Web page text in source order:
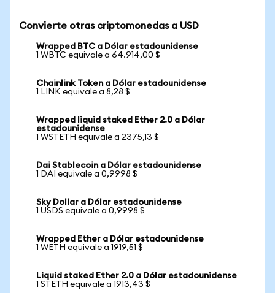
Convierte otras criptomonedas a USD
Wrapped BTC a Dólar estadounidense
1 WBTC equivale a 64.914,00 $
Chainlink Token a Dólar estadounidense
1 LINK equivale a 8,28 $
Wrapped liquid staked Ether 2.0 a Dólar
estadounidense
1 WSTETH equivale a 2375,13 $
Dai Stablecoin a Dólar estadounidense
1 DAI equivale a 0,9998 $
Sky Dollar a Dólar estadounidense
1 USDS equivale a 0,9998 $
Wrapped Ether a Dólar estadounidense
1 WETH equivale a 1919,51 $
Liquid staked Ether 2.0 a Dólar estadounidense
1 STETH equivale a 1913,43 $